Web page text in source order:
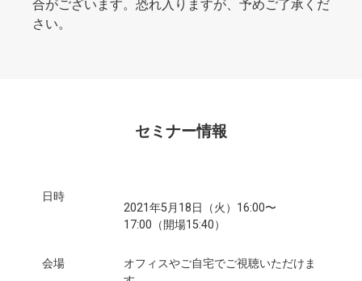
合がございます。恐れ入りますが、予めご了承くだ
さい。
セミナー情報
日時
2021年5月18日（火）16:00〜
17:00（開場15:40）
会場
オフィスやご自宅でご視聴いただけま